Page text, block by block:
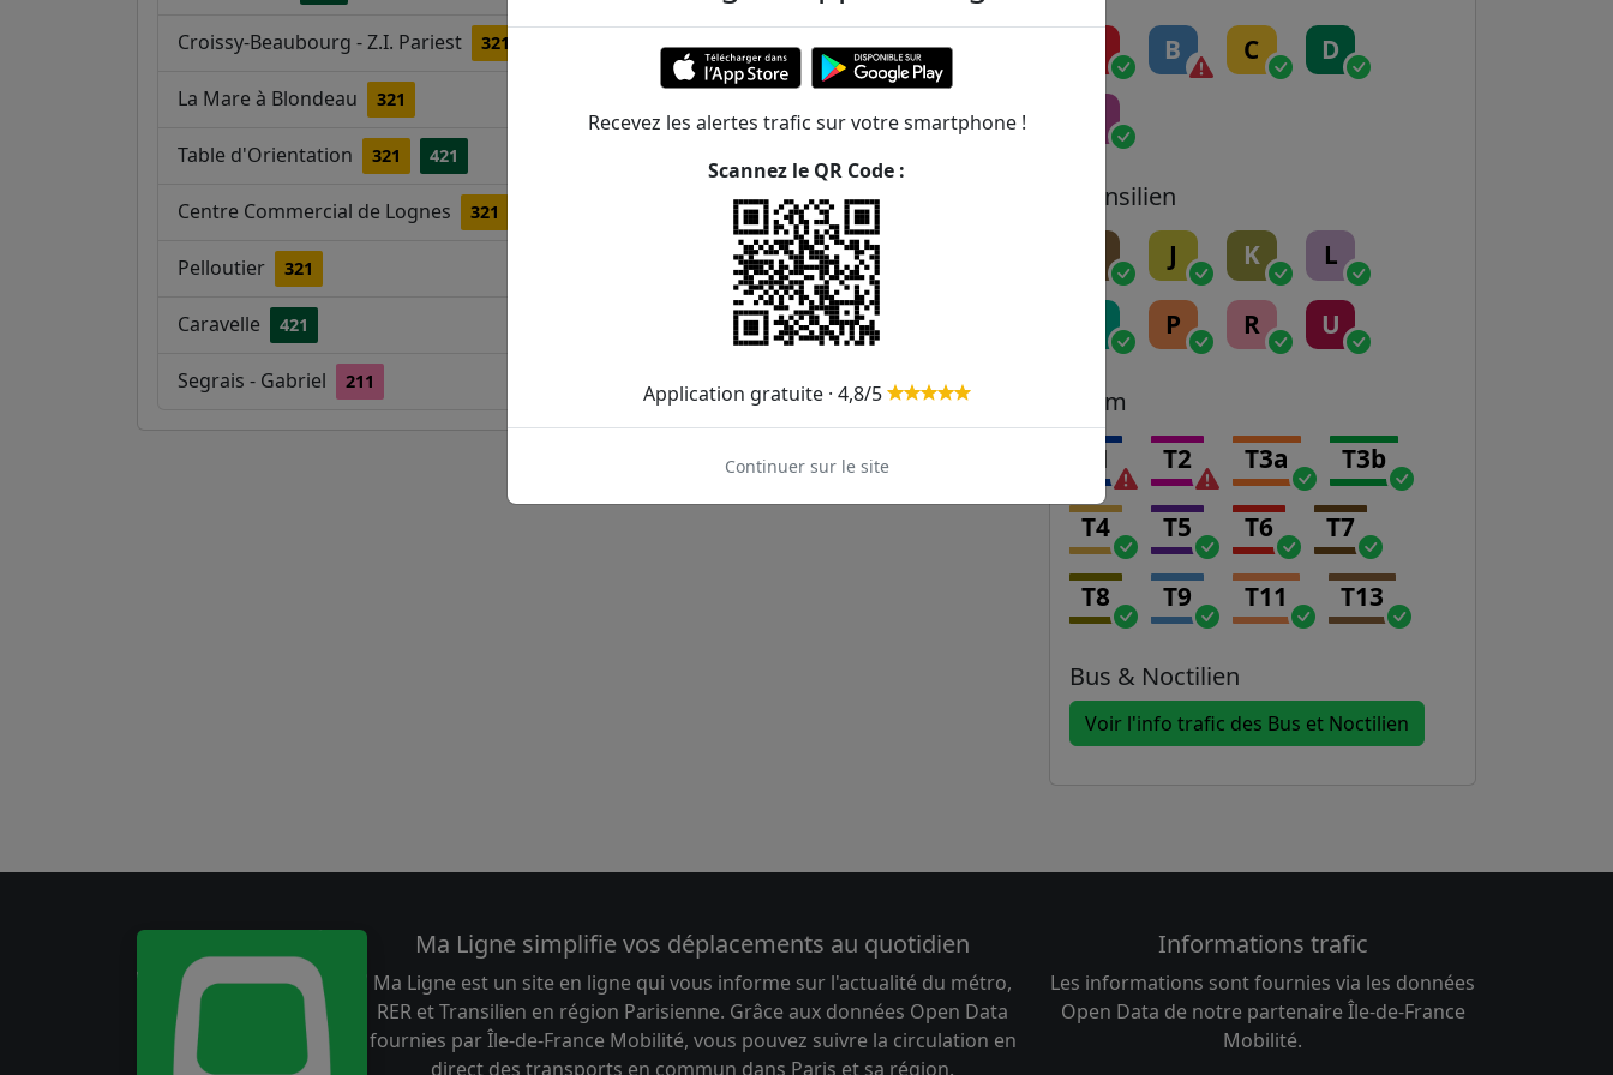
Croissy-Beaubourg - Z.I. Pariest 321
La Mare à Blondeau 321 525m
Table d'Orientation 321 421
Centre Commercial de Lognes 321
Pelloutier 321
Caravelle 421
Segrais - Gabriel 211
B C D
Transilien
J K L
P R U
Tram
T1 T2 T3a T3b
T4 T5 T6 T7
T8 T9 T11 T13
Bus & Noctilien
Voir l'info trafic des Bus et Noctilien
Ma Ligne simplifie vos déplacements au quotidien
Ma Ligne est un site en ligne qui vous informe sur l'actualité du métro,
RER et Transilien en région Parisienne. Grâce aux données Open Data
fournies par Île-de-France Mobilité, vous pouvez suivre la circulation en
direct des transports en commun dans Paris et sa région.
Informations trafic
Les informations sont fournies via les données
Open Data de notre partenaire Île-de-France
Mobilité.
Recevez les alertes trafic sur votre smartphone !
Scannez le QR Code :
Application gratuite · 4,8/5
Continuer sur le site